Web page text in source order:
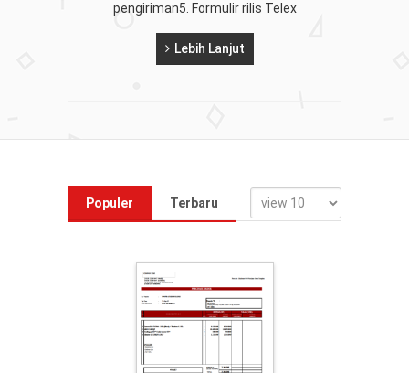
pengiriman5. Formulir rilis Telex
Lebih Lanjut
Populer Terbaru